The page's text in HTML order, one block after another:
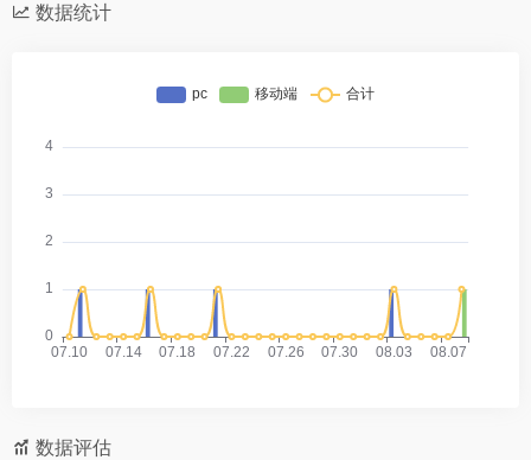
数据统计
数据评估